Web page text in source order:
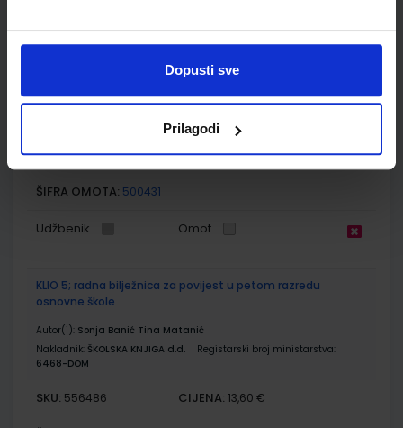
Dopusti sve
Prilagodi
KLIO 5; udžbenik petoga razreda osnovne škole
Autor(i):Sonja Bančić Tina Matanić
ŠKOLSKA KNJIGA d.d. Registarski broj ministarstva:
SKU:556468 CIJENA:12,33 €
ŠIFRA OMOTA: 500431
Udžbenik Omot
KLIO 5; radna bilježnica za povijest u petom razredu
osnovne škole
Autor(i): Sonja Banić Tina Matanić
Nakladnik: ŠKOLSKA KNJIGA d.d.
Registarski broj ministarstva:
6468-DOM
SKU: 556486 CIJENA: 13,60 €